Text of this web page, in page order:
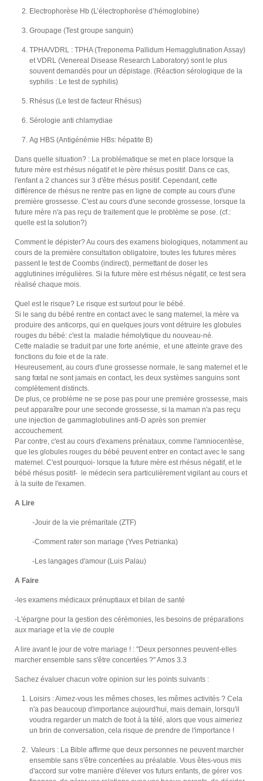
Electrophorèse Hb (L’électrophorèse d’hémoglobine)
Groupage (Test groupe sanguin)
TPHA/VDRL : TPHA (Treponema Pallidum Hemagglutination Assay)
et VDRL (Venereal Disease Research Laboratory) sont le plus
souvent demandés pour un dépistage. (Réaction sérologique de la
syphilis : Le test de syphilis)
Rhésus (Le test de facteur Rhésus)
Sérologie anti chlamydiae
Ag HBS (Antigénémie HBs: hépatite B)
Dans quelle situation? : La problématique se met en place lorsque la
future mère est rhésus négatif et le père rhésus positif. Dans ce cas,
l'enfant a 2 chances sur 3 d'être rhésus positif. Cependant, cette
différence de rhésus ne rentre pas en ligne de compte au cours d'une
première grossesse. C'est au cours d'une seconde grossesse, lorsque la
future mère n'a pas reçu de traitement que le problème se pose. (cf.:
quelle est la solution?)
Comment le dépister? Au cours des examens biologiques, notamment au
cours de la première consultation obligatoire, toutes les futures mères
passent le test de Coombs (indirect), permettant de doser les
agglutinines irrégulières. Si la future mère est rhésus négatif, ce test sera
réalisé chaque mois.
Quel est le risque? Le risque est surtout pour le bébé.
Si le sang du bébé rentre en contact avec le sang maternel, la mère va
produire des anticorps, qui en quelques jours vont détruire les globules
rouges du bébé: c'est la maladie hémolytique du nouveau-né.
Cette maladie se traduit par une forte anémie, et une atteinte grave des
fonctions du foie et de la rate.
Heureusement, au cours d'une grossesse normale, le sang maternel et le
sang fœtal ne sont jamais en contact, les deux systèmes sanguins sont
complètement distincts.
De plus, ce problème ne se pose pas pour une première grossesse, mais
peut apparaître pour une seconde grossesse, si la maman n'a pas reçu
une injection de gammaglobulines anti-D après son premier
accouchement.
Par contre, c'est au cours d'examens prénataux, comme l'amniocentèse,
que les globules rouges du bébé peuvent entrer en contact avec le sang
maternel. C'est pourquoi- lorsque la future mère est rhésus négatif, et le
bébé rhésus positif- le médecin sera particulièrement vigilant au cours et
à la suite de l'examen.
A Lire
-Jouir de la vie prémaritale (ZTF)
-Comment rater son mariage (Yves Petrianka)
-Les langages d'amour (Luis Palau)
A Faire
-les examens médicaux prénuptiaux et bilan de santé
-L'épargne pour la gestion des cérémonies, les besoins de préparations
aux mariage et la vie de couple
A lire avant le jour de votre mariage ! : "Deux personnes peuvent-elles
marcher ensemble sans s'être concertées ?" Amos 3.3
Sachez évaluer chacun votre opinion sur les points suivants :
Loisirs : Aimez-vous les mêmes choses, les mêmes activités ? Cela
n'a pas beaucoup d'importance aujourd'hui, mais demain, lorsqu'il
voudra regarder un match de foot à la télé, alors que vous aimeriez
un brin de conversation, cela risque de prendre de l'importance !
Valeurs : La Bible affirme que deux personnes ne peuvent marcher
ensemble sans s'être concertées au préalable. Vous êtes-vous mis
d'accord sur votre manière d'élever vos futurs enfants, de gérer vos